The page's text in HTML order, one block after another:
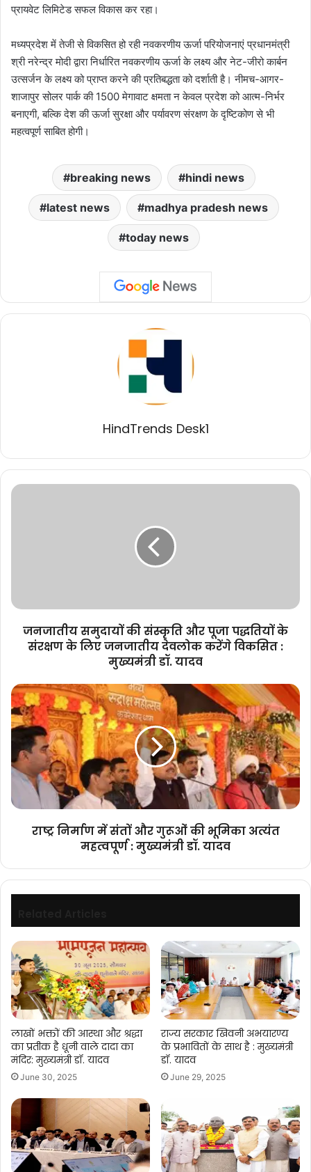
प्रायवेट लिमिटेड सफल विकास कर रहा।
मध्यप्रदेश में तेजी से विकसित हो रही नवकरणीय ऊर्जा परियोजनाएं प्रधानमंत्री
श्री नरेन्द्र मोदी द्वारा निर्धारित नवकरणीय ऊर्जा के लक्ष्य और नेट-जीरो कार्बन
उत्सर्जन के लक्ष्य को प्राप्त करने की प्रतिबद्धता को दर्शाती है। नीमच-आगर-
शाजापुर सोलर पार्क की 1500 मेगावाट क्षमता न केवल प्रदेश को आत्म-निर्भर
बनाएगी, बल्कि देश की ऊर्जा सुरक्षा और पर्यावरण संरक्षण के दृष्टिकोण से भी
महत्वपूर्ण साबित होगी।
breaking news hindi news
latest news madhya pradesh news
today news
HindTrends Desk1
जनजातीय
संरक्षण
जनजातीय
विकसित
:
मुख्यमंत्री
डॉ.
यादव
जनजातीय समुदायों की संस्कृति और पूजा पद्धतियों के
संरक्षण के लिए जनजातीय देवलोक करेंगे विकसित :
मुख्यमंत्री डॉ. यादव
राष्ट्र
निर्माण
में
संतों
और
गुरूओं
अत्यंत
डॉ.
यादव
राष्ट्र निर्माण में संतों और गुरूओं की भूमिका अत्यंत
महत्वपूर्ण : मुख्यमंत्री डॉ. यादव
लाखों भक्तों की आस्था और श्रद्धा
का प्रतीक है धूनी वाले दादा का
मंदिर: मुख्यमंत्री डॉ. यादव
June 30, 2025
राज्य सरकार खिवनी अभयारण्य
के प्रभावितों के साथ है : मुख्यमंत्री
डॉ. यादव
June 29, 2025